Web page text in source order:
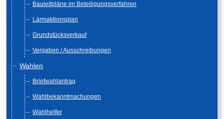
Bauleitpläne im Beteiligungsverfahren
Lärmaktionsplan
Grundstücksverkauf
Vergaben / Ausschreibungen
Wahlen
Briefwahlantrag
Wahlbekanntmachungen
Wahlhelfer